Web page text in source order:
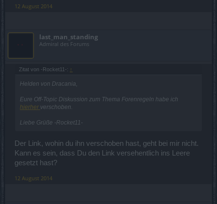
12 August 2014
last_man_standing
Admiral des Forums
Zitat von -Rocket11-: ↑
Helden von Dracania,
Eure Off-Topic Diskussion zum Thema Forenregeln habe ich
hierher verschoben.
Liebe Grüße -Rocket11-
Der Link, wohin du ihn verschoben hast, geht bei mir nicht.
Kann es sein, dass Du den Link versehentlich ins Leere
gesetzt hast?
12 August 2014